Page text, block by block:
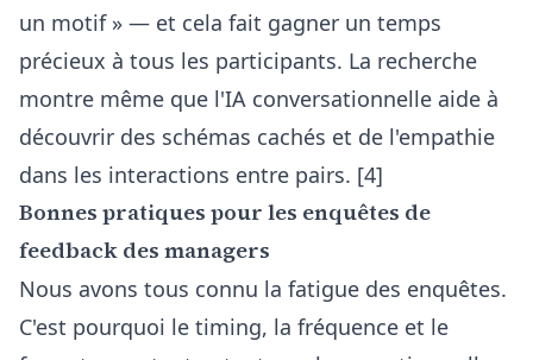
un motif » — et cela fait gagner un temps
précieux à tous les participants. La recherche
montre même que l'IA conversationnelle aide à
découvrir des schémas cachés et de l'empathie
dans les interactions entre pairs. [4]
Bonnes pratiques pour les enquêtes de
feedback des managers
Nous avons tous connu la fatigue des enquêtes.
C'est pourquoi le timing, la fréquence et le